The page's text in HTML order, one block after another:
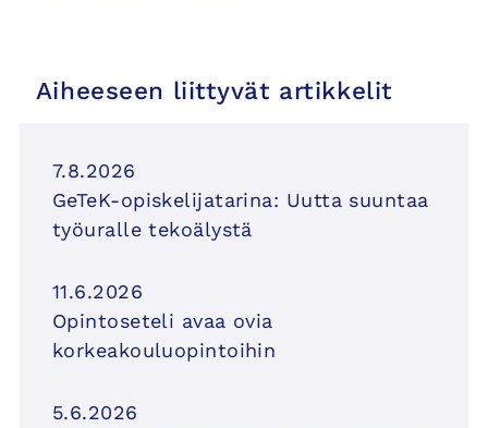
Aiheeseen liittyvät artikkelit
7.8.2026
GeTeK-opiskelijatarina: Uutta suuntaa
työuralle tekoälystä
11.6.2026
Opintoseteli avaa ovia
korkeakouluopintoihin
5.6.2026